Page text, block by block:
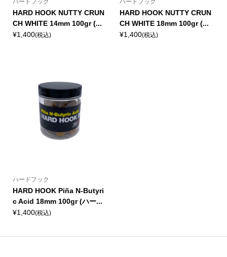
HARD HOOK NUTTY CRUN
CH WHITE 14mm 100gr (...
¥1,400(税込)
HARD HOOK NUTTY CRUN
CH WHITE 18mm 100gr (...
¥1,400(税込)
ハードフック
HARD HOOK Piña N-Butyri
c Acid 18mm 100gr (ハー...
¥1,400(税込)